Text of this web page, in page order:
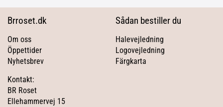
Brroset.dk
Om oss
Öppettider
Nyhetsbrev
Kontakt:
BR Roset
Ellehammervej 15
Sådan bestiller du
Halevejledning
Logovejledning
Färgkarta